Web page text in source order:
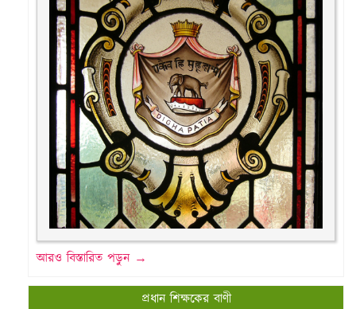
আরও বিস্তারিত পড়ুন →
প্রধান শিক্ষকের বাণী